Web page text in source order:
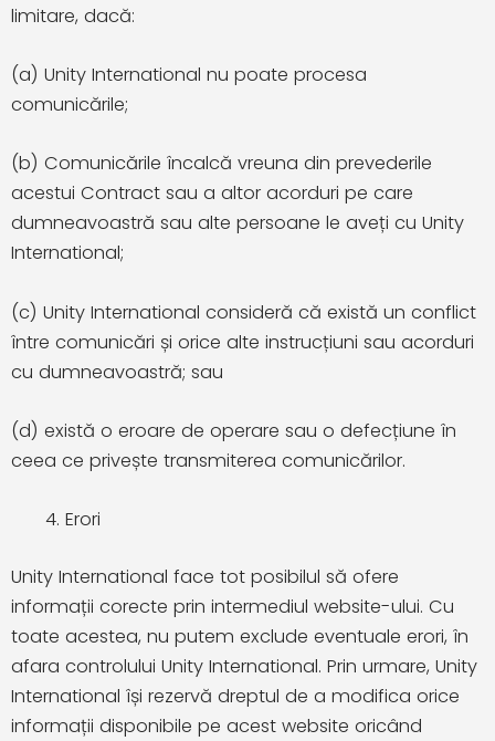
limitare, dacă:
(a) Unity International nu poate procesa
comunicările;
(b) Comunicările încalcă vreuna din prevederile
acestui Contract sau a altor acorduri pe care
dumneavoastră sau alte persoane le aveți cu Unity
International;
(c) Unity International consideră că există un conflict
între comunicări și orice alte instrucțiuni sau acorduri
cu dumneavoastră; sau
(d) există o eroare de operare sau o defecțiune în
ceea ce privește transmiterea comunicărilor.
Erori
Unity International face tot posibilul să ofere
informații corecte prin intermediul website-ului. Cu
toate acestea, nu putem exclude eventuale erori, în
afara controlului Unity International. Prin urmare, Unity
International își rezervă dreptul de a modifica orice
informații disponibile pe acest website oricând